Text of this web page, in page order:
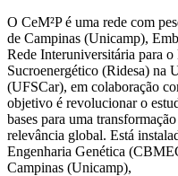
O CeM²P é uma rede com
de Campinas (Unicamp),
Rede Interuniversitária para
Sucroenergético (Ridesa) na
(UFSCar), em colaboração
objetivo é revolucionar o
bases para uma
relevância global. Está
Engenharia Genética
Campinas (Unicamp),